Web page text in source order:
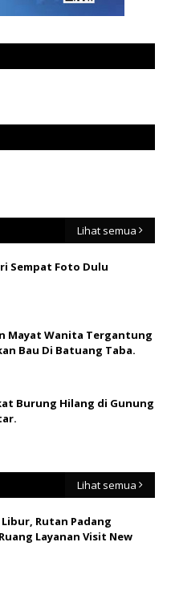
Lihat semua
Sempat Foto Dulu
Mayat Wanita Tergantung
Bau Di Batuang Taba.
Burung Hilang di Gunung
Lihat semua
Rutan Padang
Layanan Visit New